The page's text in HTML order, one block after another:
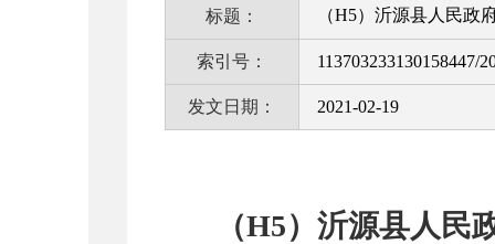
标题： （H5）沂源县人民政
索引号： 113703233130158447/
发文日期： 2021-02-19
（H5）沂源县人民